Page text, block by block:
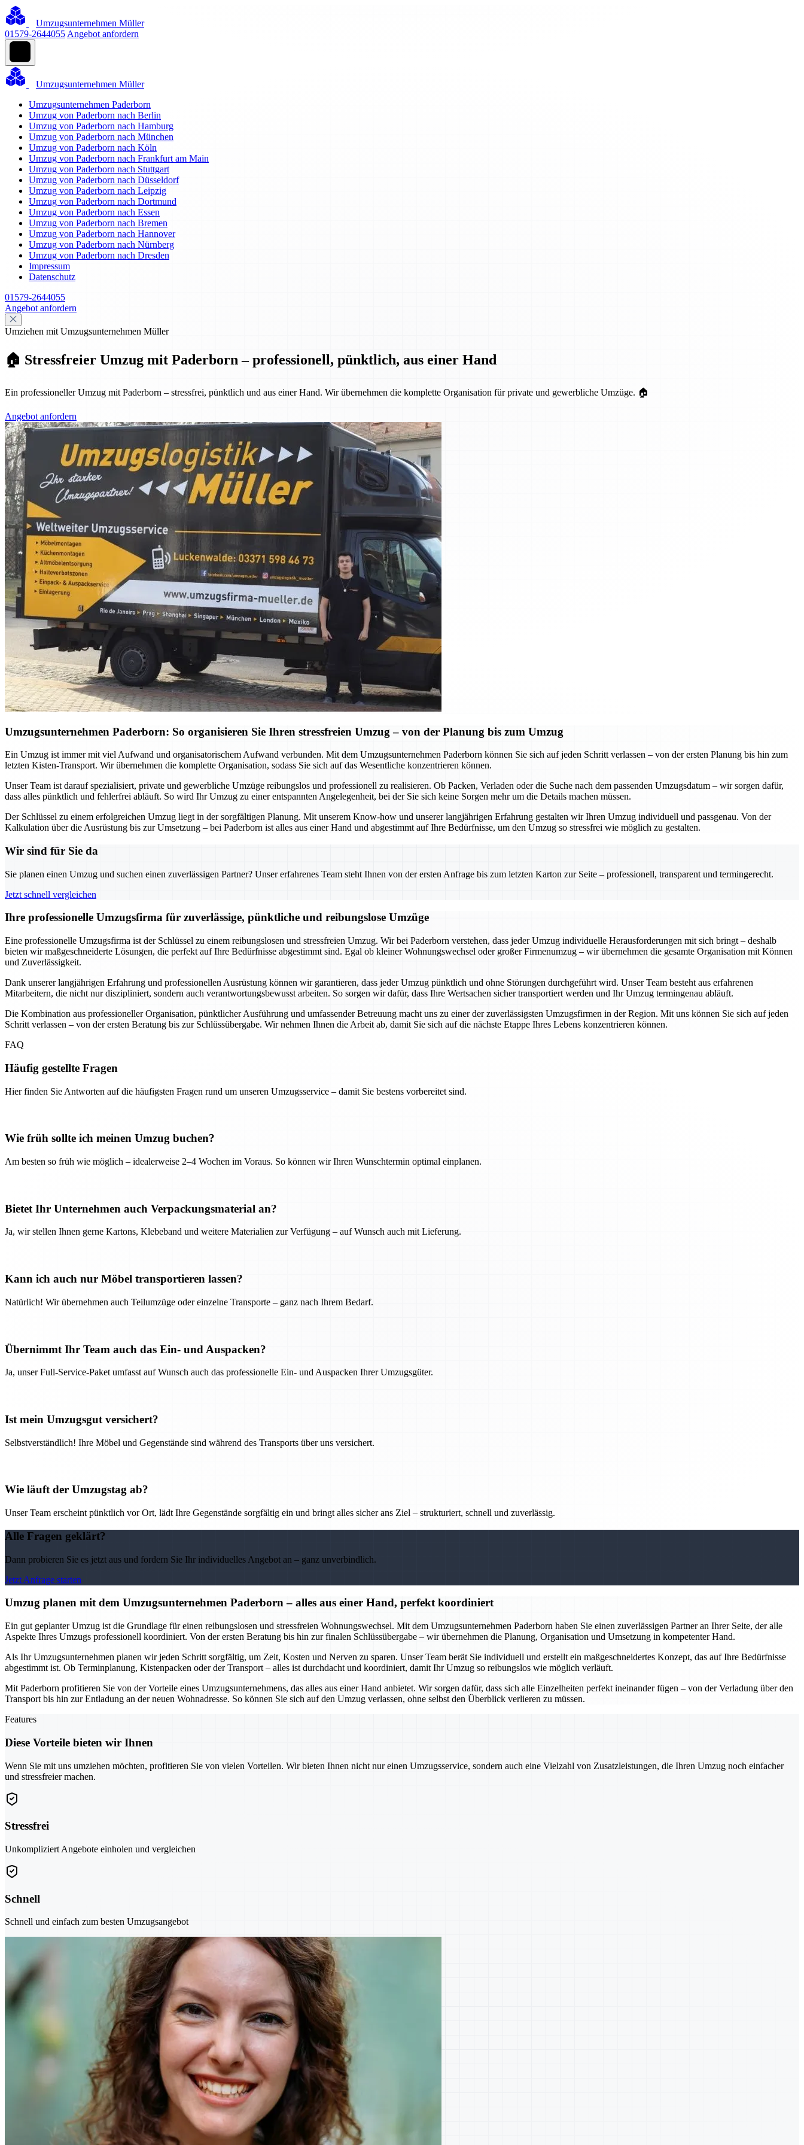
Umzugsunternehmen Müller
01579-2644055 Angebot anfordern
Umzugsunternehmen Müller
Umzugsunternehmen Paderborn
Umzug von Paderborn nach Berlin
Umzug von Paderborn nach Hamburg
Umzug von Paderborn nach München
Umzug von Paderborn nach Köln
Umzug von Paderborn nach Frankfurt am Main
Umzug von Paderborn nach Stuttgart
Umzug von Paderborn nach Düsseldorf
Umzug von Paderborn nach Leipzig
Umzug von Paderborn nach Dortmund
Umzug von Paderborn nach Essen
Umzug von Paderborn nach Bremen
Umzug von Paderborn nach Hannover
Umzug von Paderborn nach Nürnberg
Umzug von Paderborn nach Dresden
Impressum
Datenschutz
01579-2644055
Angebot anfordern
Umziehen mit Umzugsunternehmen Müller
🏠 Stressfreier Umzug mit Paderborn – professionell, pünktlich, aus einer Hand
Ein professioneller Umzug mit Paderborn – stressfrei, pünktlich und aus einer Hand. Wir übernehmen die komplette Organisation für private und gewerbliche Umzüge. 🏠
Angebot anfordern
Umzugsunternehmen Paderborn: So organisieren Sie Ihren stressfreien Umzug – von der Planung bis zum Umzug
Ein Umzug ist immer mit viel Aufwand und organisatorischem Aufwand verbunden. Mit dem Umzugsunternehmen Paderborn können Sie sich auf jeden Schritt verlassen – von der ersten Planung bis hin zum
letzten Kisten-Transport. Wir übernehmen die komplette Organisation, sodass Sie sich auf das Wesentliche konzentrieren können.
Unser Team ist darauf spezialisiert, private und gewerbliche Umzüge reibungslos und professionell zu realisieren. Ob Packen, Verladen oder die Suche nach dem passenden Umzugsdatum – wir sorgen dafür,
dass alles pünktlich und fehlerfrei abläuft. So wird Ihr Umzug zu einer entspannten Angelegenheit, bei der Sie sich keine Sorgen mehr um die Details machen müssen.
Der Schlüssel zu einem erfolgreichen Umzug liegt in der sorgfältigen Planung. Mit unserem Know-how und unserer langjährigen Erfahrung gestalten wir Ihren Umzug individuell und passgenau. Von der
Kalkulation über die Ausrüstung bis zur Umsetzung – bei Paderborn ist alles aus einer Hand und abgestimmt auf Ihre Bedürfnisse, um den Umzug so stressfrei wie möglich zu gestalten.
Wir sind für Sie da
Sie planen einen Umzug und suchen einen zuverlässigen Partner? Unser erfahrenes Team steht Ihnen von der ersten Anfrage bis zum letzten Karton zur Seite – professionell, transparent und termingerecht.
Jetzt schnell vergleichen
Ihre professionelle Umzugsfirma für zuverlässige, pünktliche und reibungslose Umzüge
Eine professionelle Umzugsfirma ist der Schlüssel zu einem reibungslosen und stressfreien Umzug. Wir bei Paderborn verstehen, dass jeder Umzug individuelle Herausforderungen mit sich bringt – deshalb
bieten wir maßgeschneiderte Lösungen, die perfekt auf Ihre Bedürfnisse abgestimmt sind. Egal ob kleiner Wohnungswechsel oder großer Firmenumzug – wir übernehmen die gesamte Organisation mit Können
und Zuverlässigkeit.
Dank unserer langjährigen Erfahrung und professionellen Ausrüstung können wir garantieren, dass jeder Umzug pünktlich und ohne Störungen durchgeführt wird. Unser Team besteht aus erfahrenen
Mitarbeitern, die nicht nur diszipliniert, sondern auch verantwortungsbewusst arbeiten. So sorgen wir dafür, dass Ihre Wertsachen sicher transportiert werden und Ihr Umzug termingenau abläuft.
Die Kombination aus professioneller Organisation, pünktlicher Ausführung und umfassender Betreuung macht uns zu einer der zuverlässigsten Umzugsfirmen in der Region. Mit uns können Sie sich auf jeden
Schritt verlassen – von der ersten Beratung bis zur Schlüssübergabe. Wir nehmen Ihnen die Arbeit ab, damit Sie sich auf die nächste Etappe Ihres Lebens konzentrieren können.
FAQ
Häufig gestellte Fragen
Hier finden Sie Antworten auf die häufigsten Fragen rund um unseren Umzugsservice – damit Sie bestens vorbereitet sind.
Wie früh sollte ich meinen Umzug buchen?
Am besten so früh wie möglich – idealerweise 2–4 Wochen im Voraus. So können wir Ihren Wunschtermin optimal einplanen.
Bietet Ihr Unternehmen auch Verpackungsmaterial an?
Ja, wir stellen Ihnen gerne Kartons, Klebeband und weitere Materialien zur Verfügung – auf Wunsch auch mit Lieferung.
Kann ich auch nur Möbel transportieren lassen?
Natürlich! Wir übernehmen auch Teilumzüge oder einzelne Transporte – ganz nach Ihrem Bedarf.
Übernimmt Ihr Team auch das Ein- und Auspacken?
Ja, unser Full-Service-Paket umfasst auf Wunsch auch das professionelle Ein- und Auspacken Ihrer Umzugsgüter.
Ist mein Umzugsgut versichert?
Selbstverständlich! Ihre Möbel und Gegenstände sind während des Transports über uns versichert.
Wie läuft der Umzugstag ab?
Unser Team erscheint pünktlich vor Ort, lädt Ihre Gegenstände sorgfältig ein und bringt alles sicher ans Ziel – strukturiert, schnell und zuverlässig.
Alle Fragen geklärt?
Dann probieren Sie es jetzt aus und fordern Sie Ihr individuelles Angebot an – ganz unverbindlich.
Jetzt Anfrage starten
Umzug planen mit dem Umzugsunternehmen Paderborn – alles aus einer Hand, perfekt koordiniert
Ein gut geplanter Umzug ist die Grundlage für einen reibungslosen und stressfreien Wohnungswechsel. Mit dem Umzugsunternehmen Paderborn haben Sie einen zuverlässigen Partner an Ihrer Seite, der alle
Aspekte Ihres Umzugs professionell koordiniert. Von der ersten Beratung bis hin zur finalen Schlüssübergabe – wir übernehmen die Planung, Organisation und Umsetzung in kompetenter Hand.
Als Ihr Umzugsunternehmen planen wir jeden Schritt sorgfältig, um Zeit, Kosten und Nerven zu sparen. Unser Team berät Sie individuell und erstellt ein maßgeschneidertes Konzept, das auf Ihre Bedürfnisse
abgestimmt ist. Ob Terminplanung, Kistenpacken oder der Transport – alles ist durchdacht und koordiniert, damit Ihr Umzug so reibungslos wie möglich verläuft.
Mit Paderborn profitieren Sie von der Vorteile eines Umzugsunternehmens, das alles aus einer Hand anbietet. Wir sorgen dafür, dass sich alle Einzelheiten perfekt ineinander fügen – von der Verladung über den
Transport bis hin zur Entladung an der neuen Wohnadresse. So können Sie sich auf den Umzug verlassen, ohne selbst den Überblick verlieren zu müssen.
Features
Diese Vorteile bieten wir Ihnen
Wenn Sie mit uns umziehen möchten, profitieren Sie von vielen Vorteilen. Wir bieten Ihnen nicht nur einen Umzugsservice, sondern auch eine Vielzahl von Zusatzleistungen, die Ihren Umzug noch einfacher
und stressfreier machen.
Stressfrei
Unkompliziert Angebote einholen und vergleichen
Schnell
Schnell und einfach zum besten Umzugsangebot